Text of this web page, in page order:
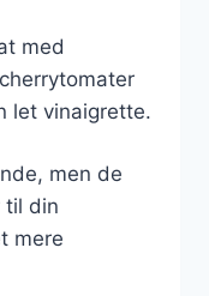
med
let vinaigrette.
men de
til din
mere